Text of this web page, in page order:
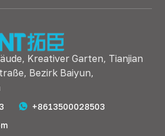
Kreativer Garten, Tianjian
Bezirk Baiyun,
+8613500028503